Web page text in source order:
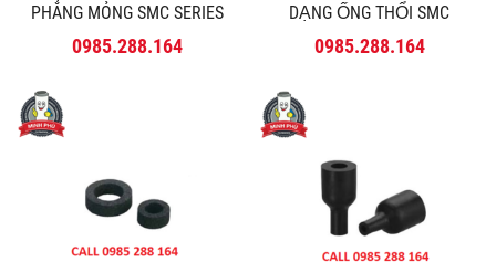
PHẲNG MỎNG SMC SERIES
ZP2-UT/MT
0985.288.164
DẠNG ỐNG THỔI SMC
SERIES ZP2-MB
0985.288.164